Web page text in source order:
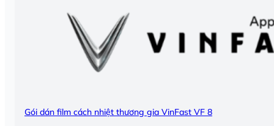
Gói dán film cách nhiệt thương gia VinFast VF 8